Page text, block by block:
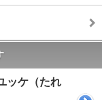
ッケ（たれ